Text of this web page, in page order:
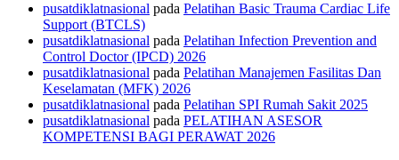
pusatdiklatnasional pada Pelatihan Basic Trauma Cardiac Life
Support (BTCLS)
pusatdiklatnasional pada Pelatihan Infection Prevention and
Control Doctor (IPCD) 2026
pusatdiklatnasional pada Pelatihan Manajemen Fasilitas Dan
Keselamatan (MFK) 2026
pusatdiklatnasional pada Pelatihan SPI Rumah Sakit 2025
pusatdiklatnasional pada PELATIHAN ASESOR
KOMPETENSI BAGI PERAWAT 2026